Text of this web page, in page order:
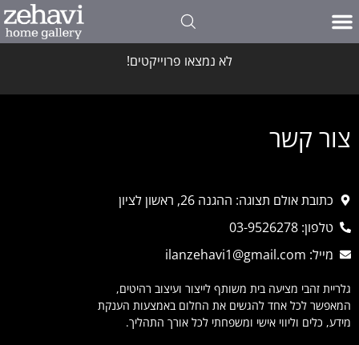
לא נמצאו פרוייקטים!
צור קשר
כתובת אולם תצוגה: ההגנה 26, ראשון לציון
טלפון: 03-9526278
מייל: ilanzehavi1@gmail.com
גלריית זהבי מציעה בית משותף לייצור ועיצוב רהיטים,
המאפשר לכל אחד להגשים את החלום באמצעות הענקת
מידע, כלים וליווי אישי ומשפחתי לכל אורך התהליך.